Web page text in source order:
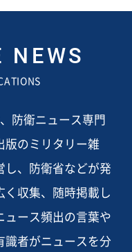
NEWS
防衛ニュース専門
版のミリタリー雑
、防衛省などが発
収集、随時掲載し
ュース頻出の言葉や
者がニュースを分